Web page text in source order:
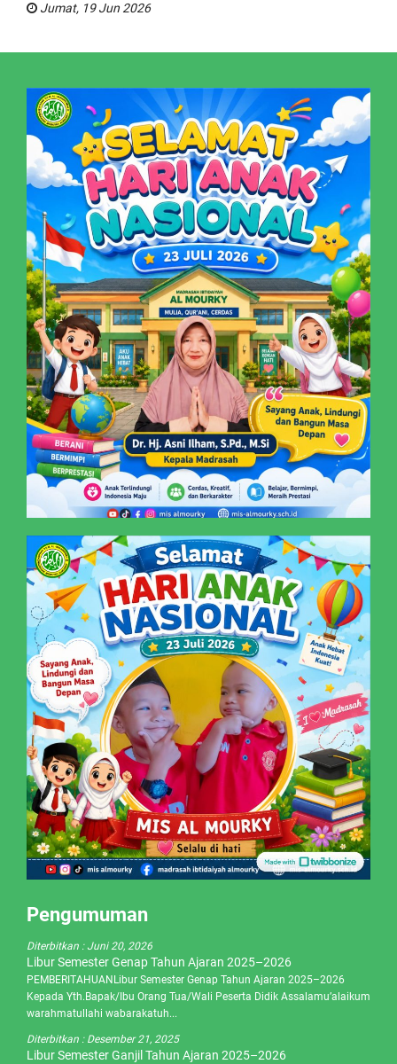
Jumat, 19 Jun 2026
Pengumuman
Diterbitkan :Juni 20, 2026
Libur Semester Genap Tahun Ajaran 2025–2026
PEMBERITAHUANLibur Semester Genap Tahun Ajaran 2025–2026
Kepada Yth.Bapak/Ibu Orang Tua/Wali Peserta Didik Assalamu’alaikum
warahmatullahi wabarakatuh...
Diterbitkan : Desember 21, 2025
Libur Semester Ganjil Tahun Ajaran 2025–2026